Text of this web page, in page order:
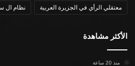
معتقلي الرأي في الجزيرة العربية نظام ال
الأكثر مشاهدة
منذ 20 ساعة